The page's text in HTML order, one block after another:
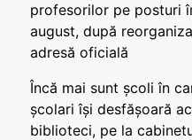
profesorilor pe posturi
august, după
adresă oficială
Încă mai sunt școli în
școlari își desfășoară
biblioteci, pe la